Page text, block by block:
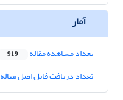
آمار
تعداد مشاهده مقاله 919
تعداد دریافت فایل اصل مقاله